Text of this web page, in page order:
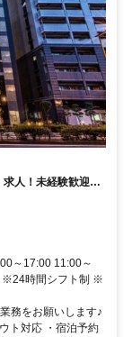
人！未経験歓迎＆
～17:00 11:00～
※24時間シフト制 ※
務をお願いします♪
ト対応 ・宿泊予約